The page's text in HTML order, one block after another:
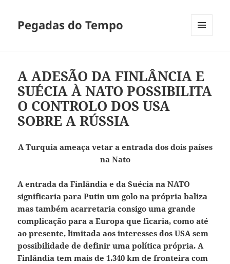
Pegadas do Tempo
A ADESÃO DA FINLÂNCIA E
SUÉCIA À NATO POSSIBILITA
O CONTROLO DOS USA
SOBRE A RÚSSIA
A Turquia ameaça vetar a entrada dos dois países
na Nato
A entrada da Finlândia e da Suécia na NATO
significaria para Putin um golo na própria baliza
mas também acarretaria consigo uma grande
complicação para a Europa que ficaria, como até
ao presente, limitada aos interesses dos USA sem
possibilidade de definir uma política própria. A
Finlândia tem mais de 1.340 km de fronteira com